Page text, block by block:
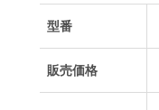
型番
販売価格